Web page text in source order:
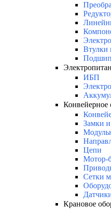
Втулки
ИБП
Конвейерное
Замки
Цепи
Мотор-
Сетки
Крановое